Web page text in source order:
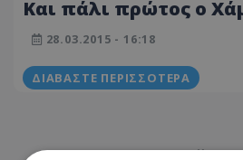
Kαι πάλι πρώτος ο
28.03.2015 - 16:18
ΔΙΑΒΆΣΤΕ ΠΕΡΙΣΣΌΤΕΡΑ